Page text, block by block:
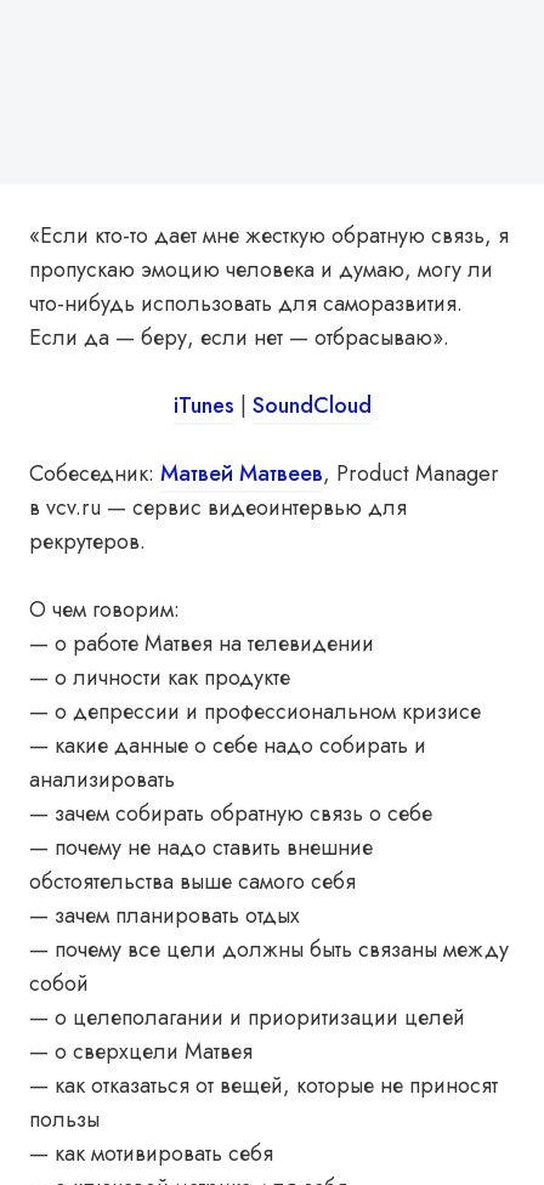
«Если кто-то дает мне жесткую обратную связь, я
пропускаю эмоцию человека и думаю, могу ли
что-нибудь использовать для саморазвития.
Если да — беру, если нет — отбрасываю».
iTunes | SoundCloud
Собеседник: Матвей Матвеев, Product Manager
в vcv.ru — сервис видеоинтервью для
рекрутеров.
О чем говорим:
— о работе Матвея на телевидении
— о личности как продукте
— о депрессии и профессиональном кризисе
— какие данные о себе надо собирать и
анализировать
— зачем собирать обратную связь о себе
— почему не надо ставить внешние
обстоятельства выше самого себя
— зачем планировать отдых
— почему все цели должны быть связаны между
собой
— о целеполагании и приоритизации целей
— о сверхцели Матвея
— как отказаться от вещей, которые не приносят
пользы
— как мотивировать себя